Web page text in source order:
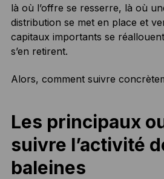
là où l’offre se resserre, là où
distribution se met en place et
capitaux importants se
s’en retirent.
Alors, comment suivre
Les principaux
suivre l’activité
baleines